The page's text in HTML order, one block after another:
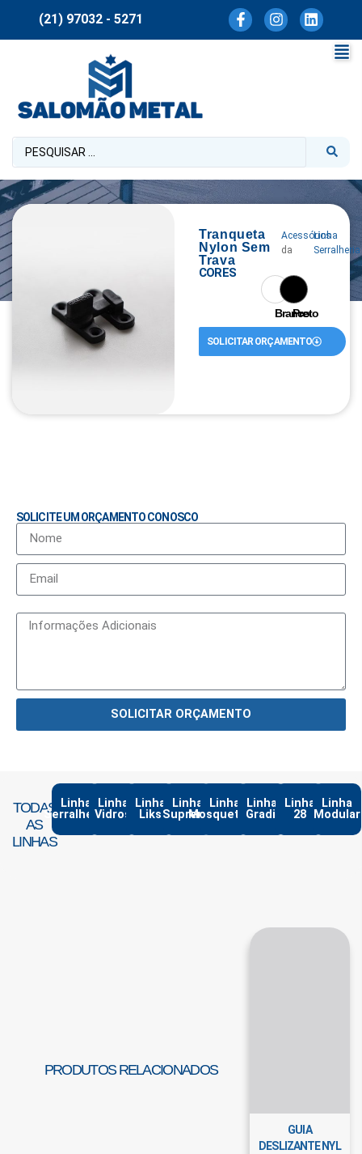
(21) 97032 - 5271
Tranqueta
Nylon Sem
Trava
Acessórios
da
Linha
Serralheria
CORES
Branco
Preto
SOLICITAR ORÇAMENTO
SOLICITE UM ORÇAMENTO CONOSCO
SOLICITAR ORÇAMENTO
TODAS
AS
LINHAS
Linha
Serralheria
Linha
Vidros
Linha
Liks
Linha
Suprema
Linha
Mosqueteiro
Linha
Gradil
Linha
28
Linha
Modular
PRODUTOS RELACIONADOS
GUIA
DESLIZANTE NYL